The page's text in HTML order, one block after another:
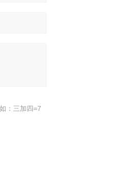
：三加四=7